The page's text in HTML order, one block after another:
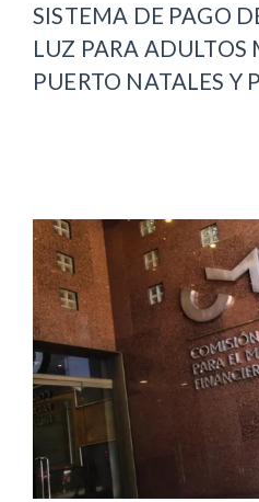
SISTEMA DE PAGO
LUZ PARA ADULTOS
PUERTO NATALES Y